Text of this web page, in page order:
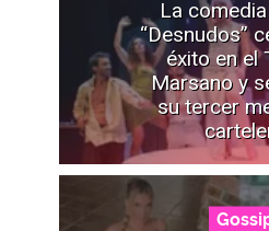
La
“Desnudos”
éxito en el
Marsano y
su tercer